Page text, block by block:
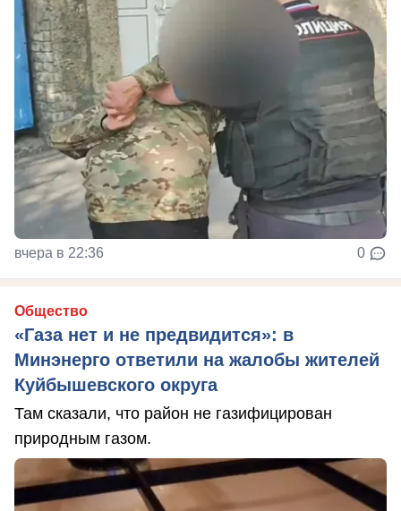
вчера в 22:36 0
Общество
«Газа нет и не предвидится»: в
Минэнерго ответили на жалобы жителей
Куйбышевского округа
Там сказали, что район не газифицирован
природным газом.